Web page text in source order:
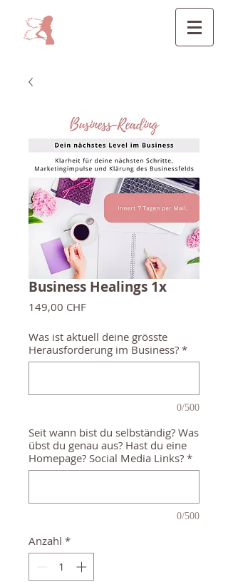
Business Healings 1x
149,00 CHFPreis
Was ist aktuell deine grösste
Herausforderung im Business? *
0/500
Seit wann bist du selbständig? Was
übst du genau aus? Hast du eine
Homepage? Social Media Links? *
0/500
Anzahl *